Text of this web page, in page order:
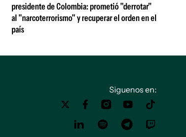
presidente de Colombia: prometió "derrotar"
al "narcoterrorismo" y recuperar el orden en el
país
Siguenos en: